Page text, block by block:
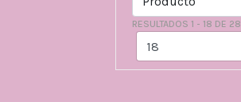
RESULTADOS 1 - 18 DE 28